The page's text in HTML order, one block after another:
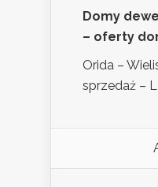
Domy
– oferty
Orida –
sprzedaż –